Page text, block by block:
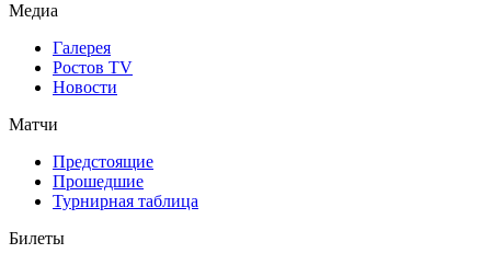
Медиа
Галерея
Ростов TV
Новости
Матчи
Предстоящие
Прошедшие
Турнирная таблица
Билеты